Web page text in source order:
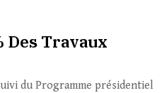
Des Travaux
du Programme présidentiel